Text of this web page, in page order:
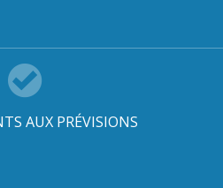
AUX PRÉVISIONS